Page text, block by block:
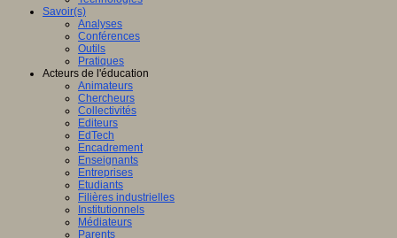
Savoir(s)
Analyses
Conférences
Outils
Pratiques
Acteurs de l'éducation
Animateurs
Chercheurs
Collectivités
Editeurs
EdTech
Encadrement
Enseignants
Entreprises
Etudiants
Filières industrielles
Institutionnels
Médiateurs
Parents